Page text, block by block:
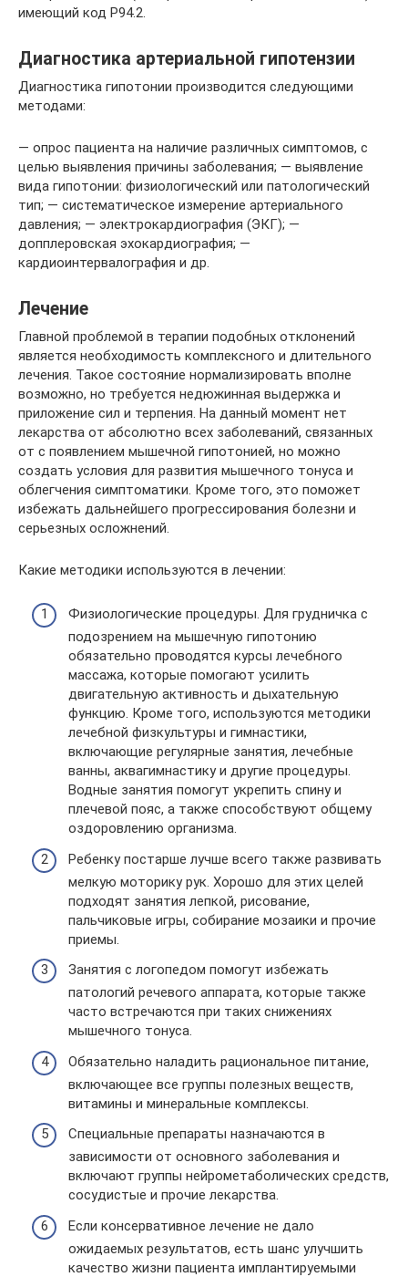
имеющий код P94.2.
Диагностика артериальной гипотензии
Диагностика гипотонии производится следующими
методами:
— опрос пациента на наличие различных симптомов, с
целью выявления причины заболевания; — выявление
вида гипотонии: физиологический или патологический
тип; — систематическое измерение артериального
давления; — электрокардиография (ЭКГ); —
допплеровская эхокардиография; —
кардиоинтервалография и др.
Лечение
Главной проблемой в терапии подобных отклонений
является необходимость комплексного и длительного
лечения. Такое состояние нормализировать вполне
возможно, но требуется недюжинная выдержка и
приложение сил и терпения. На данный момент нет
лекарства от абсолютно всех заболеваний, связанных
от с появлением мышечной гипотонией, но можно
создать условия для развития мышечного тонуса и
облегчения симптоматики. Кроме того, это поможет
избежать дальнейшего прогрессирования болезни и
серьезных осложнений.
Какие методики используются в лечении:
Физиологические процедуры. Для грудничка с
подозрением на мышечную гипотонию
обязательно проводятся курсы лечебного
массажа, которые помогают усилить
двигательную активность и дыхательную
функцию. Кроме того, используются методики
лечебной физкультуры и гимнастики,
включающие регулярные занятия, лечебные
ванны, аквагимнастику и другие процедуры.
Водные занятия помогут укрепить спину и
плечевой пояс, а также способствуют общему
оздоровлению организма.
Ребенку постарше лучше всего также развивать
мелкую моторику рук. Хорошо для этих целей
подходят занятия лепкой, рисование,
пальчиковые игры, собирание мозаики и прочие
приемы.
Занятия с логопедом помогут избежать
патологий речевого аппарата, которые также
часто встречаются при таких снижениях
мышечного тонуса.
Обязательно наладить рациональное питание,
включающее все группы полезных веществ,
витамины и минеральные комплексы.
Специальные препараты назначаются в
зависимости от основного заболевания и
включают группы нейрометаболических средств,
сосудистые и прочие лекарства.
Если консервативное лечение не дало
ожидаемых результатов, есть шанс улучшить
качество жизни пациента имплантируемыми